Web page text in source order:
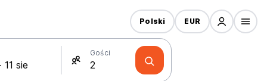
Gości
Polski EUR